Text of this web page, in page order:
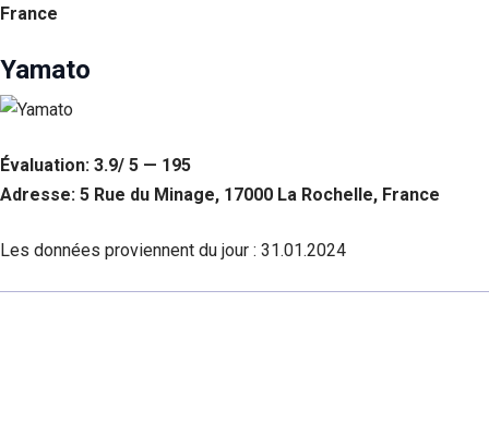
France
Yamato
Évaluation: 3.9/ 5 — 195
Adresse: 5 Rue du Minage, 17000 La Rochelle, France
Les données proviennent du jour : 31.01.2024